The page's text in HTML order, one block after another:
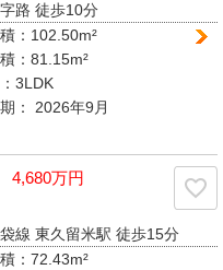
路 徒歩10分
：102.50m²
：81.15m²
3LDK
：2026年9月
4,680万円
線 東久留米駅徒歩15分
：72.43m²